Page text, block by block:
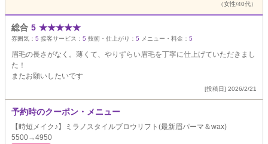
（女性/40代）
総合 5 ★★★★★
雰囲気： 5 接客サービス： 5 技術・仕上がり： 5 メニュー・料金： 5
眉毛の長さがなく。薄くて、やりずらい眉毛を丁寧に仕上げていただきまし
た！
またお願いしたいです
[投稿日] 2026/2/21
予約時のクーポン・メニュー
【時短メイク♪】ミラノスタイルブロウリフト(最新眉パーマ＆wax)
5500→4950